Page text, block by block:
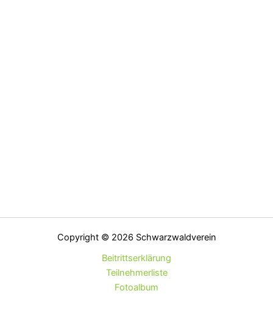
Copyright © 2026 Schwarzwaldverein
Beitrittserklärung
Teilnehmerliste
Fotoalbum